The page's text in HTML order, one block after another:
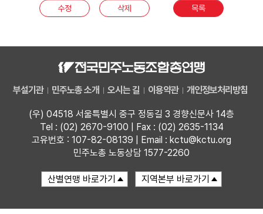
수정 삭제 목록
부설기관 민주노총 소개 오시는 길 이용약관 개인정보처리방침
(우) 04518 서울특별시 중구 정동길 3 경향신문사 14층
Tel : (02) 2670-9100 | Fax : (02) 2635-1134
고유번호 : 107-82-08139 | Email : kctu@kctu.org
민주노총 노동상담 1577-2260